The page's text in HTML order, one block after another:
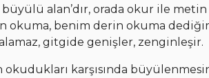
alan’dır, orada okur ile metin
okuma, benim derin okuma
gitgide genişler, zenginleşir.
karşısında